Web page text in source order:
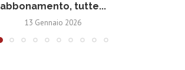
abbonamento, tutte...
13 Gennaio 2026